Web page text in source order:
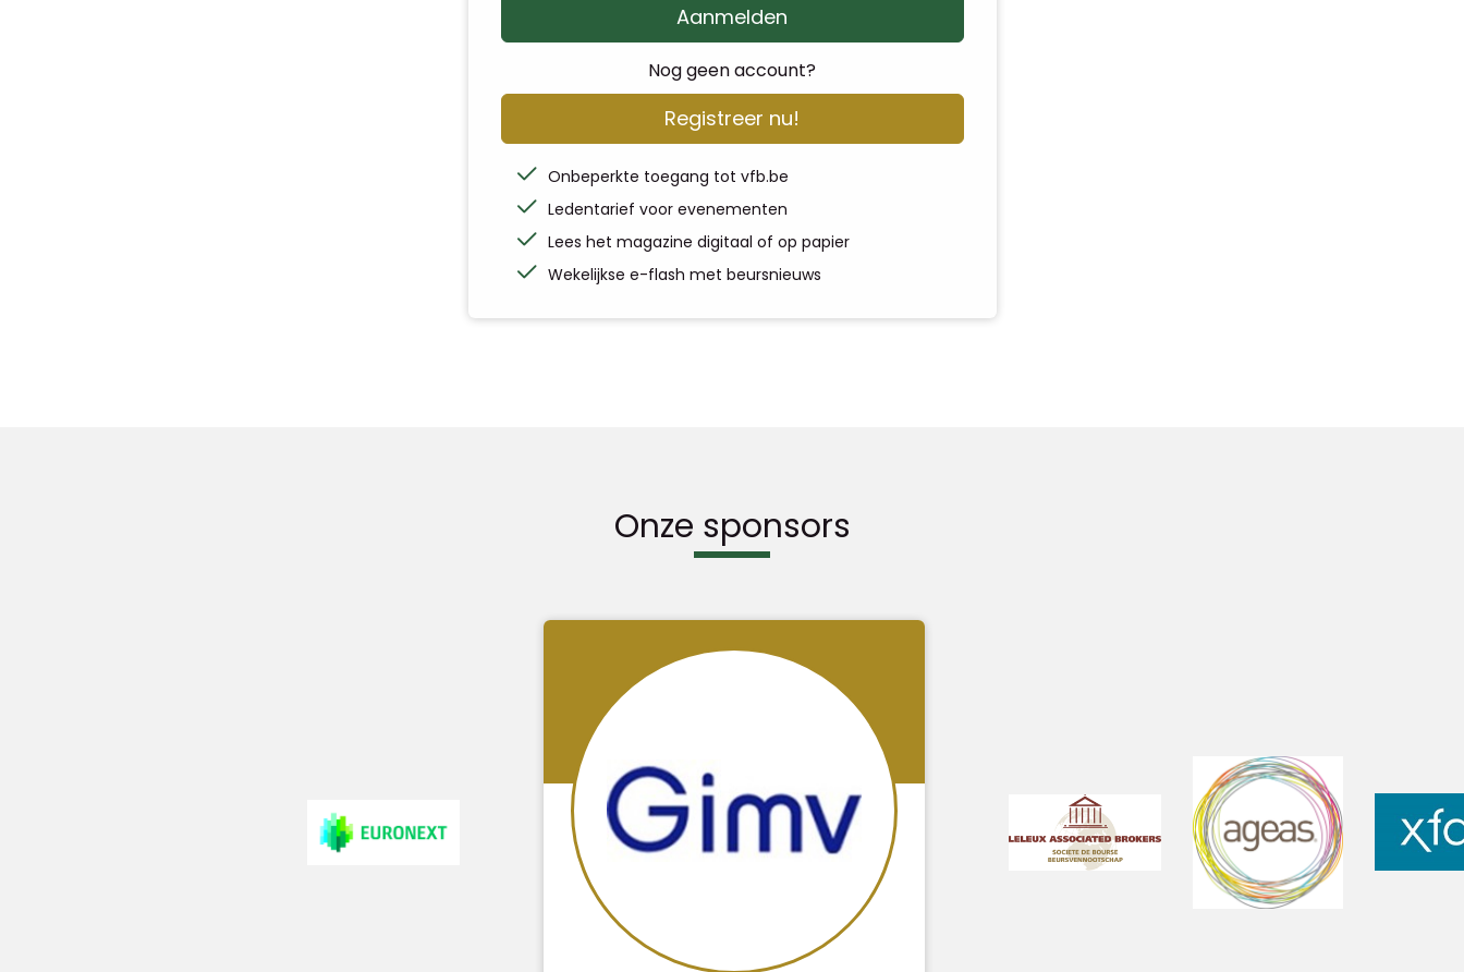
Aanmelden
Nog geen account?
Registreer nu!
Onbeperkte toegang tot vfb.be
Ledentarief voor evenementen
Lees het magazine digitaal of op papier
Wekelijkse e-flash met beursnieuws
Onze sponsors